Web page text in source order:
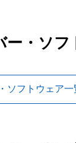
ー・ソ
ソフトウェア一